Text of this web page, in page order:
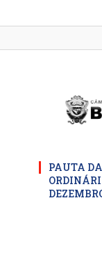
PAUTA